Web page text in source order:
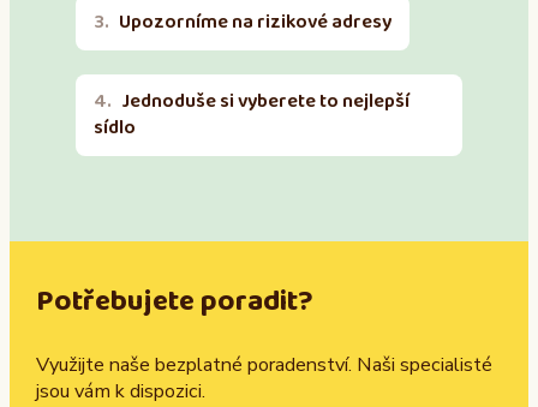
Upozorníme na rizikové adresy
Jednoduše si vyberete to nejlepší
sídlo
Potřebujete poradit?
Využijte naše bezplatné poradenství. Naši specialisté
jsou vám k dispozici.